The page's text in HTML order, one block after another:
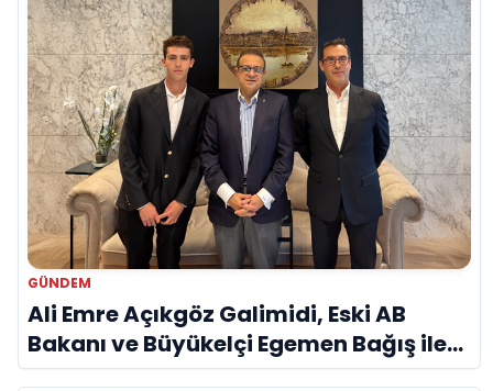
GÜNDEM
Ali Emre Açıkgöz Galimidi, Eski AB
Bakanı ve Büyükelçi Egemen Bağış ile
Bir Araya Geldi